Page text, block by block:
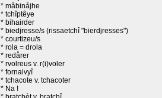
* måbinåjhe
* tchîptêye
* bihairder
* biedjresse/s (rissaetchî "bierdjresses")
* courtizeu/s
* rola = drola
* redårer
* rvolreus v. r(i)voler
* fornaivyî
* tchacote v. tchacoter
* Na !